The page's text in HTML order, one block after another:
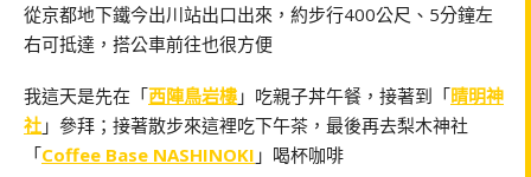
從京都地下鐵今出川站出口出來，約步行400公尺、5分鐘左
右可抵達，搭公車前往也很方便
我這天是先在「西陣鳥岩樓 」吃親子丼午餐，接著到「晴明神
社 」參拜；接著散步來這裡吃下午茶，最後再去梨木神社
「Coffee Base NASHINOKI 」喝杯咖啡